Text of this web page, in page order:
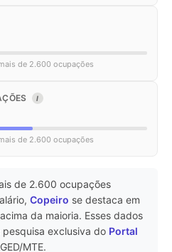
de 2.600 ocupações
I
de 2.600 ocupações
de 2.600 ocupações
Copeiro se destaca em
acima da maioria. Esses dados
exclusiva do Portal
MTE.